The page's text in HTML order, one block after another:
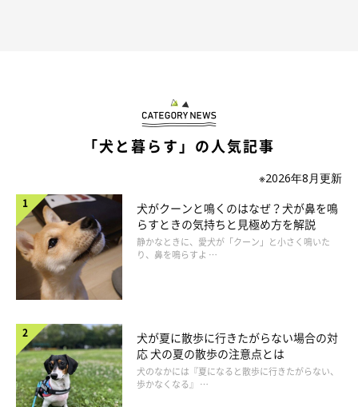
「犬と暮らす」の人気記事
※2026年8月更新
犬がクーンと鳴くのはなぜ？犬が鼻を鳴
らすときの気持ちと見極め方を解説
静かなときに、愛犬が「クーン」と小さく鳴いた
り、鼻を鳴らすよ …
犬が夏に散歩に行きたがらない場合の対
応 犬の夏の散歩の注意点とは
犬のなかには『夏になると散歩に行きたがらない、
歩かなくなる』 …